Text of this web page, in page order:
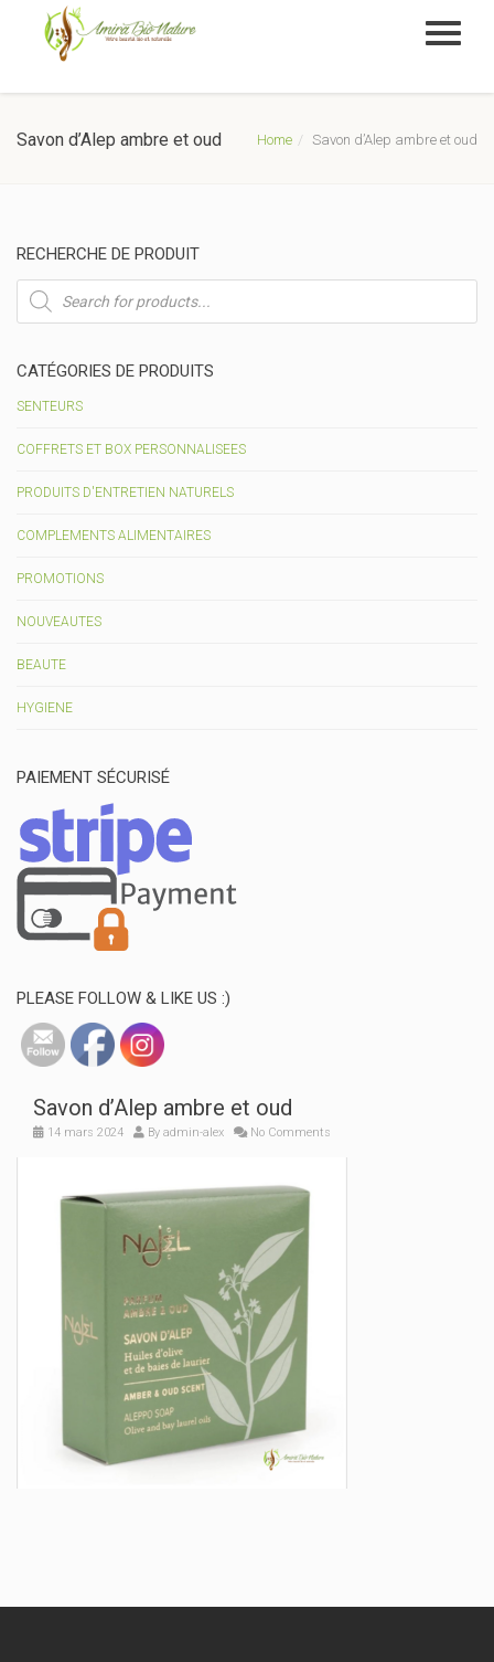
Savon d’Alep ambre et oud Home Savon d’Alep ambre et oud
RECHERCHE DE PRODUIT
Recherche
de
produits
CATÉGORIES DE PRODUITS
SENTEURS
COFFRETS ET BOX PERSONNALISEES
PRODUITS D'ENTRETIEN NATURELS
COMPLEMENTS ALIMENTAIRES
PROMOTIONS
NOUVEAUTES
BEAUTE
HYGIENE
PAIEMENT SÉCURISÉ
PLEASE FOLLOW & LIKE US :)
Savon d’Alep ambre et oud
14 mars 2024 By admin-alex No Comments